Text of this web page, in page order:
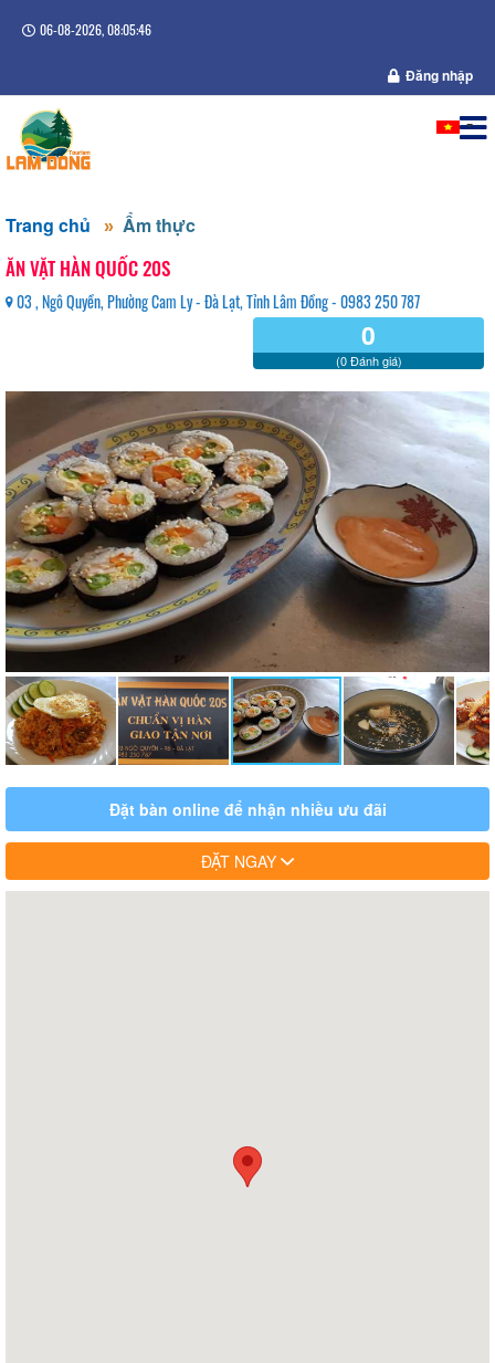
06-08-2026, 08:05:47
Đăng nhập
Trang chủ Ẩm thực
ĂN VẶT HÀN QUỐC 20S
03 , Ngô Quyền, Phường Cam Ly - Đà Lạt, Tỉnh Lâm Đồng - 0983 250 787
0
(0 Đánh giá)
Đặt bàn online để nhận nhiều ưu đãi
ĐẶT NGAY